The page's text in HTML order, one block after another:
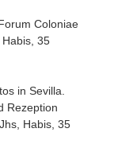
Coloniae
35
in Sevilla.
Rezeption
Habis, 35